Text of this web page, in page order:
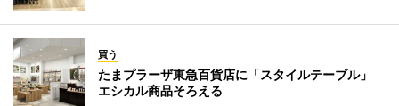
買う
たまプラーザ東急百貨店に「スタイルテーブル」
エシカル商品そろえる